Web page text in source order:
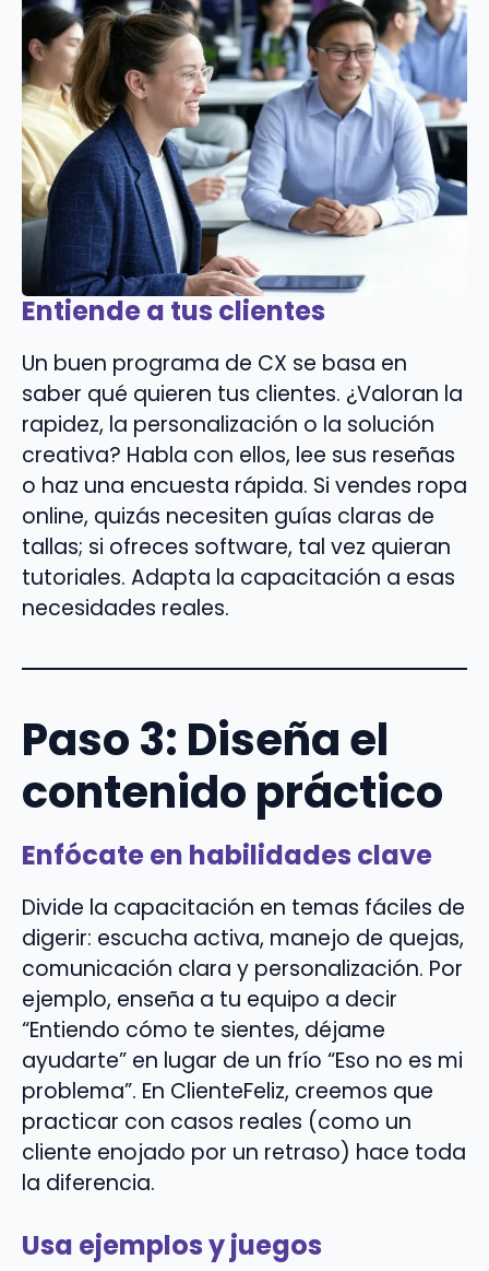
Entiende a tus clientes
Un buen programa de CX se basa en
saber qué quieren tus clientes. ¿Valoran la
rapidez, la personalización o la solución
creativa? Habla con ellos, lee sus reseñas
o haz una encuesta rápida. Si vendes ropa
online, quizás necesiten guías claras de
tallas; si ofreces software, tal vez quieran
tutoriales. Adapta la capacitación a esas
necesidades reales.
Paso 3: Diseña el
contenido práctico
Enfócate en habilidades clave
Divide la capacitación en temas fáciles de
digerir: escucha activa, manejo de quejas,
comunicación clara y personalización. Por
ejemplo, enseña a tu equipo a decir
“Entiendo cómo te sientes, déjame
ayudarte” en lugar de un frío “Eso no es mi
problema”. En ClienteFeliz, creemos que
practicar con casos reales (como un
cliente enojado por un retraso) hace toda
la diferencia.
Usa ejemplos y juegos